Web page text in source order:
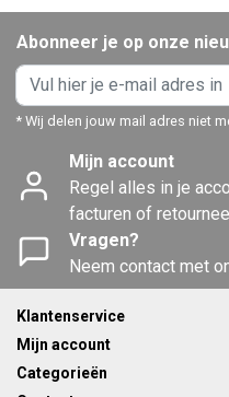
Abonneer je op onze
* Wij delen jouw mail adres niet
Mijn account
Regel alles in je
facturen of
Vragen?
Neem contact met
Klantenservice
Mijn account
Categorieën